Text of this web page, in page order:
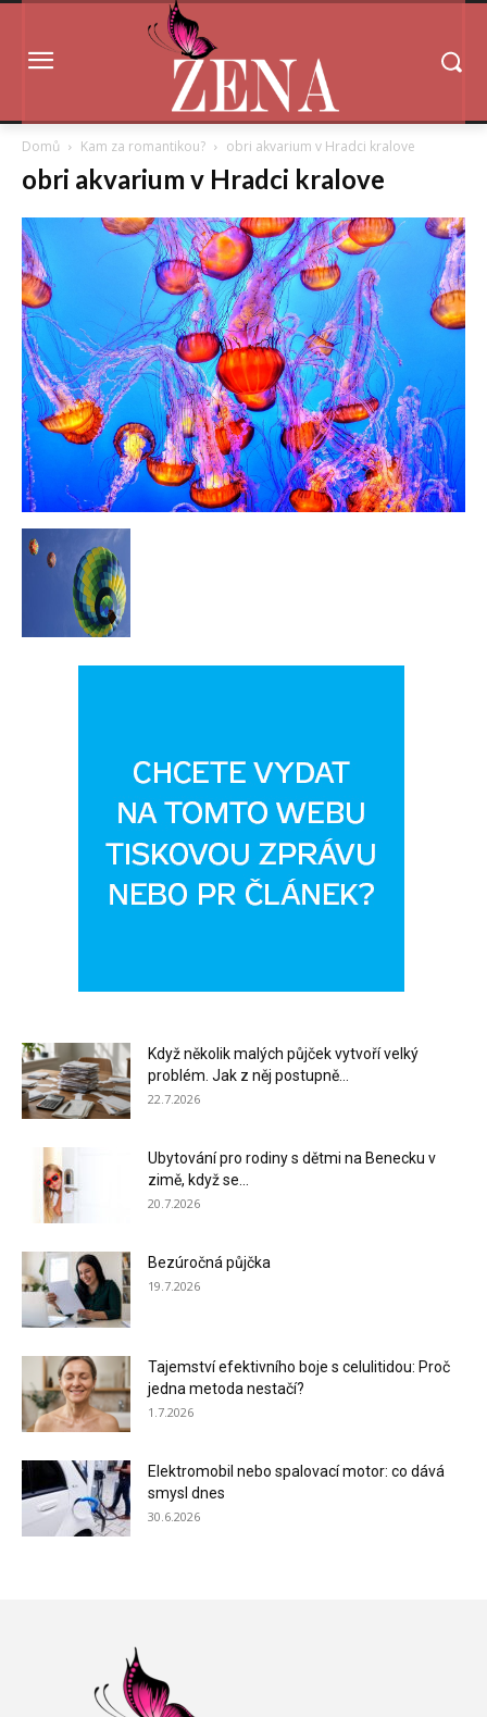
Domů Kam za romantikou? obri akvarium v Hradci kralove
obri akvarium v Hradci kralove
Když několik malých půjček vytvoří velký
problém. Jak z něj postupně...
22.7.2026
Ubytování pro rodiny s dětmi na Benecku v
zimě, když se...
20.7.2026
Bezúročná půjčka
19.7.2026
Tajemství efektivního boje s celulitidou: Proč
jedna metoda nestačí?
1.7.2026
Elektromobil nebo spalovací motor: co dává
smysl dnes
30.6.2026